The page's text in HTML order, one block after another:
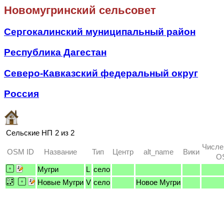
Новомугринский сельсовет
Сергокалинский муниципальный район
Республика Дагестан
Северо-Кавказский федеральный округ
Россия
Сельские НП 2 из 2
OSM ID Название Тип Центр alt_name Вики
Мугри
L село
Новые Мугри V село Новое Мугри